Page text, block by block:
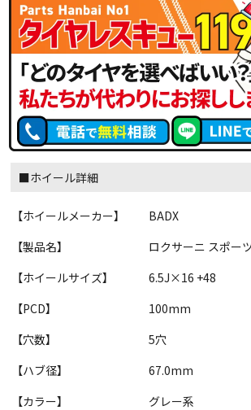
■ホイール詳細
【ホイールメーカー】
BADX
【製品名】
ロクサーニ スポー
【ホイールサイズ】
6.5J×16 +48
【PCD】
100mm
【穴数】
5穴
【ハブ径】
67.0mm
【カラー】
グレー系